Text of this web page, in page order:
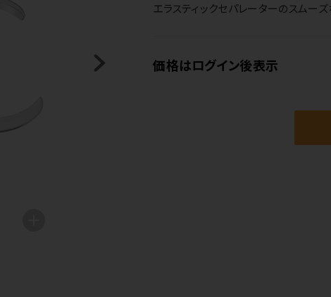
エラスティックセパレーターのスムー
価格はログイン後表示